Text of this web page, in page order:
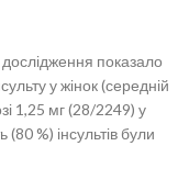
показало
у жінок (середній
1,25 мг (28/2249) у
%) інсультів були